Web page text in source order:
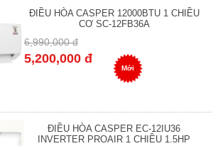
ĐIỀU HÒA CASPER 12000BTU 1 CHIỀU
CƠ SC-12FB36A
6,990,000 đ
5,200,000 đ
Mới
ĐIỀU HÒA CASPER EC-12IU36
INVERTER PROAIR 1 CHIỀU 1.5HP